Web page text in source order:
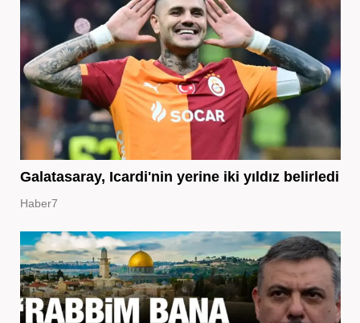
Galatasaray, Icardi'nin yerine iki yıldız belirledi
Haber7